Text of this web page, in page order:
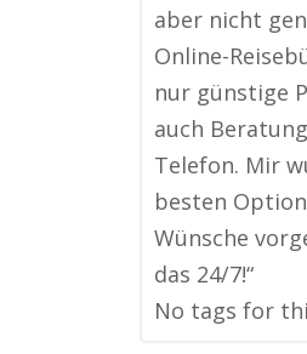
aber nicht
Online-
nur günstige
auch
Telefon. Mir
besten
Wünsche
das 24/7!“
No tags for